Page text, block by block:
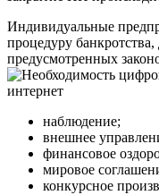
Индивидуальные
процедуру
предусмотренных
наблюдение;
внешнее
финансовое
мировое
конкурсное